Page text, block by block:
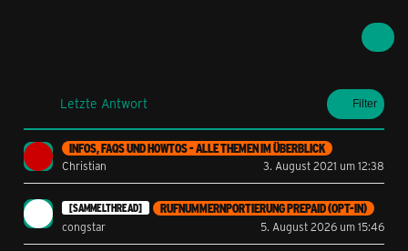
Letzte Antwort Filter
INFOS, FAQS UND HOWTOS - ALLE THEMEN IM ÜBERBLICK
Christian
3. August 2021 um 12:38
[SAMMELTHREAD]
RUFNUMMERNPORTIERUNG PREPAID (OPT-IN)
congstar
5. August 2026 um 15:46